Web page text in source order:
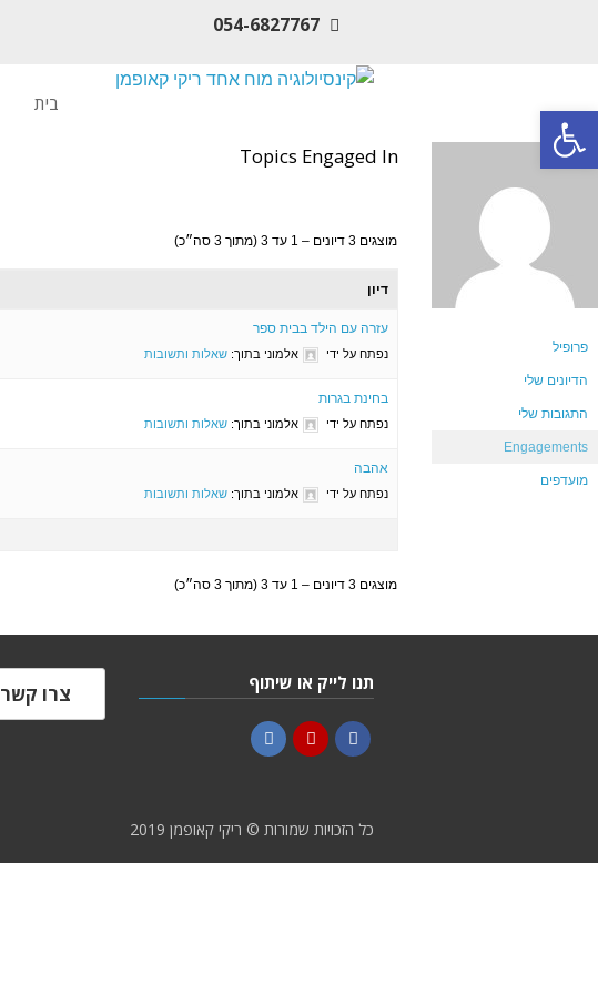
054-6827767
בית
פרופיל
הדיונים שלי
התגובות שלי
Engagements
מועדפים
Topics Engaged In
מוצגים 3 דיונים – 1 עד 3 (מתוך 3 סה״כ)
דיון
עזרה עם הילד בבית ספר
נפתח על ידי אלמוני בתוך: שאלות ותשובות
בחינת בגרות
נפתח על ידי אלמוני בתוך: שאלות ותשובות
אהבה
נפתח על ידי אלמוני בתוך: שאלות ותשובות
מוצגים 3 דיונים – 1 עד 3 (מתוך 3 סה״כ)
תנו לייק או שיתוף צרו קשר
כל הזכויות שמורות © ריקי קאופמן 2019
פתח סרגל נגישות